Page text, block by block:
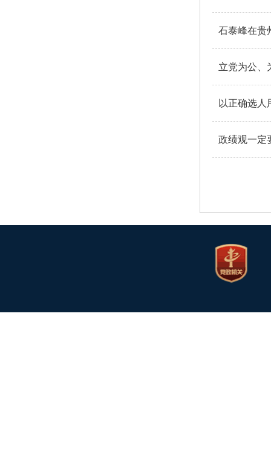
立党为公、
以正确选人
政绩观一定